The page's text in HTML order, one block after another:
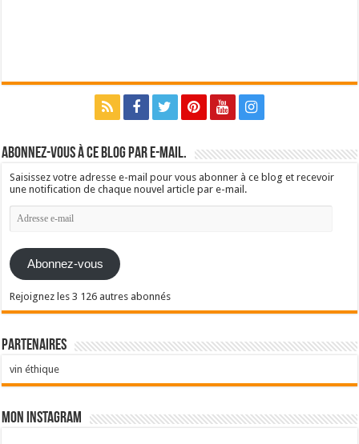
Abonnez-vous à ce blog par e-mail.
Saisissez votre adresse e-mail pour vous abonner à ce blog et recevoir
une notification de chaque nouvel article par e-mail.
Adresse
e-
Abonnez-vous
Rejoignez les 3 126 autres abonnés
Partenaires
vin éthique
Mon Instagram